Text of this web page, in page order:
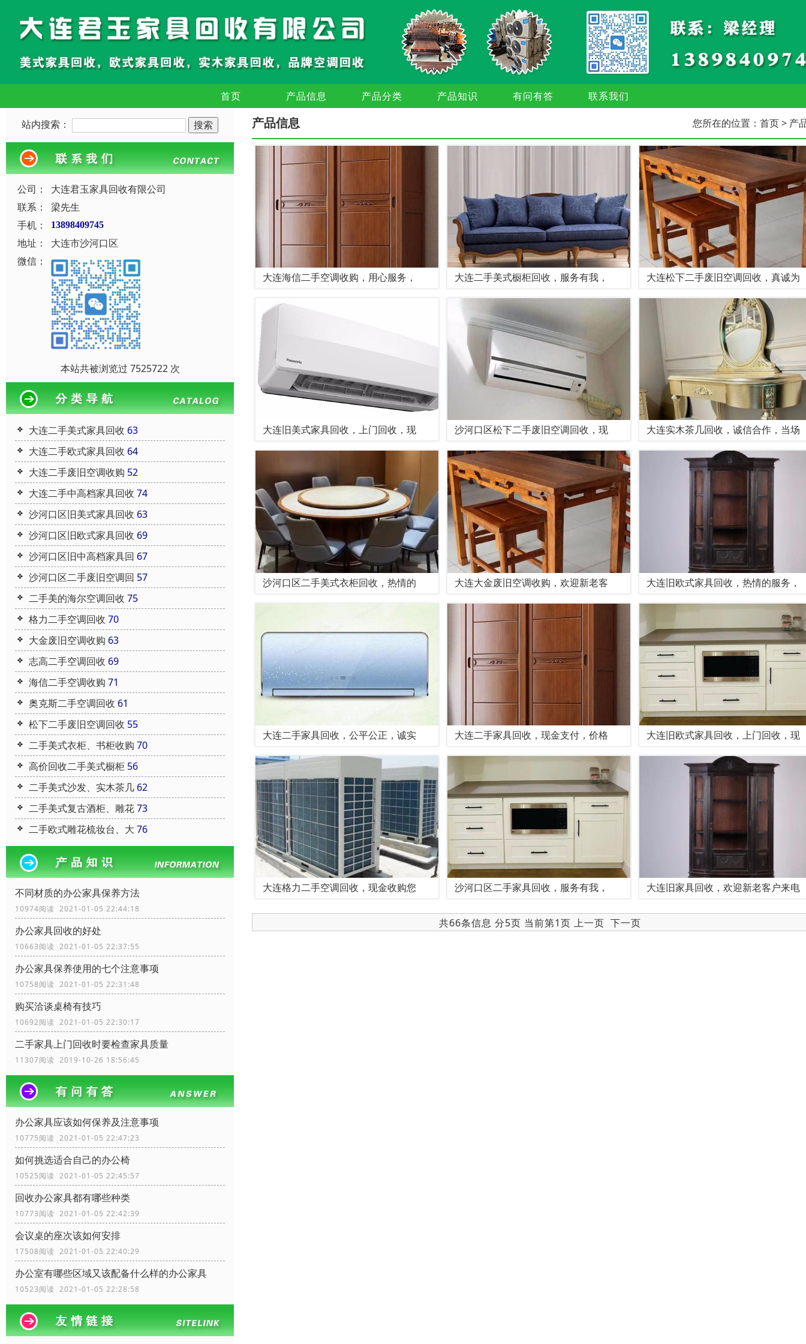
首页 产品信息 产品分类 产品知识 有问有答 联系我们
站内搜索：
公司：
大连君玉家具回收有限公司
联系：
梁先生
手机：
13898409745
地址：
大连市沙河口区
微信：
本站共被浏览过 7525722 次
大连二手美式家具回收 63
大连二手欧式家具回收 64
大连二手废旧空调收购 52
大连二手中高档家具回收 74
沙河口区旧美式家具回收 63
沙河口区旧欧式家具回收 69
沙河口区旧中高档家具回 67
沙河口区二手废旧空调回 57
二手美的海尔空调回收 75
格力二手空调回收 70
大金废旧空调收购 63
志高二手空调回收 69
海信二手空调收购 71
奥克斯二手空调回收 61
松下二手废旧空调回收 55
二手美式衣柜、书柜收购 70
高价回收二手美式橱柜 56
二手美式沙发、实木茶几 62
二手美式复古酒柜、雕花73
二手欧式雕花梳妆台、大 76
不同材质的办公家具保养方法
10974阅读 2021-01-05 22:44:18
办公家具回收的好处
10663阅读 2021-01-05 22:37:55
办公家具保养使用的七个注意事项
10758阅读 2021-01-05 22:31:48
购买洽谈桌椅有技巧
10692阅读 2021-01-05 22:30:17
二手家具上门回收时要检查家具质量
11307阅读 2019-10-26 18:56:45
办公家具应该如何保养及注意事项
10775阅读 2021-01-05 22:47:23
如何挑选适合自己的办公椅
10525阅读 2021-01-05 22:45:57
回收办公家具都有哪些种类
10773阅读 2021-01-05 22:42:39
会议桌的座次该如何安排
17508阅读 2021-01-05 22:40:29
办公室有哪些区域又该配备什么样的办公家具
10523阅读 2021-01-05 22:28:58
产品信息 您所在的位置： 首页> 产
大连海信二手空调收购，用心服务， 大连二手美式橱柜回收，服务有我， 大连松下二手废旧空调回收，真诚为
大连旧美式家具回收，上门回收，现 沙河口区松下二手废旧空调回收，现 大连实木茶几回收，诚信合作，当场
沙河口区二手美式衣柜回收，热情的 大连大金废旧空调收购，欢迎新老客 大连旧欧式家具回收，热情的服务，
大连二手家具回收，公平公正，诚实 大连二手家具回收，现金支付，价格 大连旧欧式家具回收，上门回收，现
大连格力二手空调回收，现金收购您 沙河口区二手家具回收，服务有我， 大连旧家具回收，欢迎新老客户来电
共66条信息 分5页 当前第1页 上一页 下一页